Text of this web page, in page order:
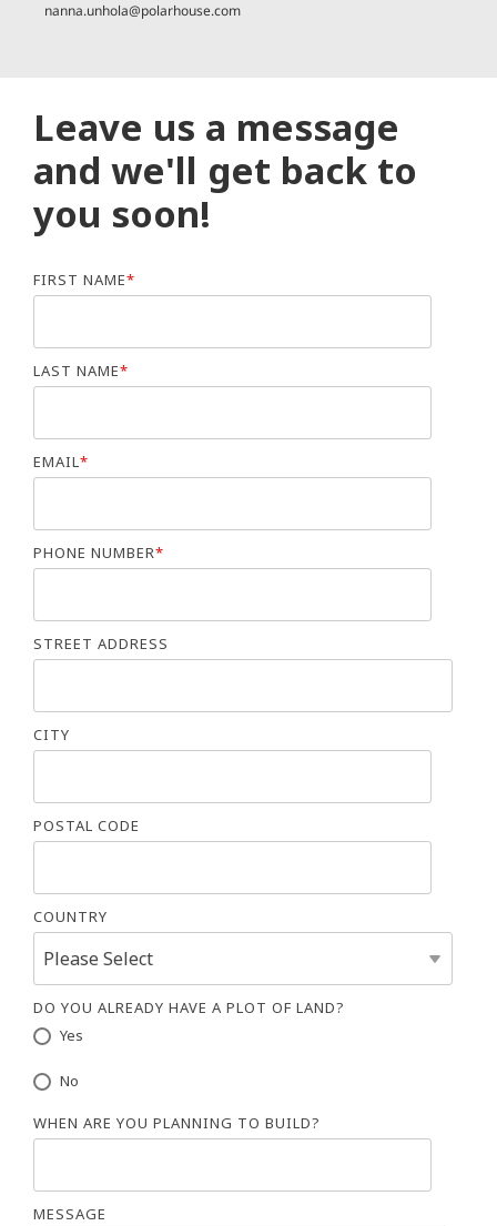
nanna.unhola@polarhouse.com
Leave us a message
and we'll get back to
you soon!
FIRST NAME*
LAST NAME*
EMAIL*
PHONE NUMBER*
STREET ADDRESS
CITY
POSTAL CODE
COUNTRY
DO YOU ALREADY HAVE A PLOT OF LAND?
Yes
No
WHEN ARE YOU PLANNING TO BUILD?
MESSAGE